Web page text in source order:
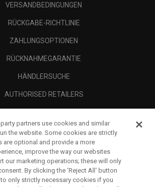
VERSANDBEDINGUNGEN
RÜCKGABE-RICHTLINIE
ZAHLUNGSOPTIONEN
RÜCKNAHMEGARANTIE
HÄNDLERSUCHE
AUTHORISED RETAILERS
RECHTLICHES-
partners use cookies and similar
the website. Some cookies are strictly
are optional and provide a more
improve the way our websites
our marketing operations; these will only
By clicking the ‘Reject All' button
only strictly necessary cookies if you